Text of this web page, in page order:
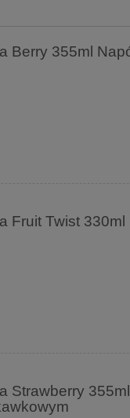
Berry 355ml
Fruit Twist
Strawberry